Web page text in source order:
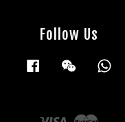
Follow Us
Facebook Wechat
Visa